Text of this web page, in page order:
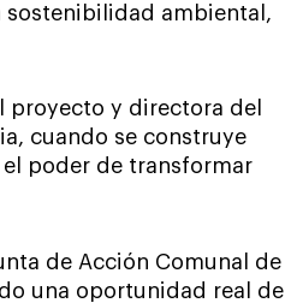
ambiental,
proyecto y directora del
cuando se construye
poder de transformar
de Acción Comunal de
una oportunidad real de